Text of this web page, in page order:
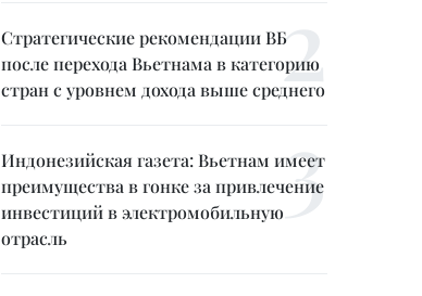
Стратегические рекомендации ВБ
после перехода Вьетнама в категорию
стран с уровнем дохода выше среднего
Индонезийская газета: Вьетнам имеет
преимущества в гонке за привлечение
инвестиций в электромобильную
отрасль